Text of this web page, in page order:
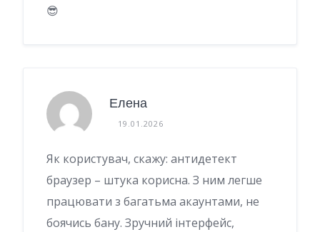
😎
Елена
19.01.2026
Як користувач, скажу: антидетект
браузер – штука корисна. З ним легше
працювати з багатьма акаунтами, не
боячись бану. Зручний інтерфейс,